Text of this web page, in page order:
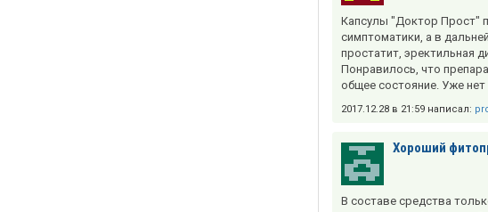
Капсулы "Доктор Прост"
симптоматики, а в
простатит, эректильная
Понравилось, что
общее состояние. Уже
2017.12.28 в 21:59 написал:
Хороший
В составе средства